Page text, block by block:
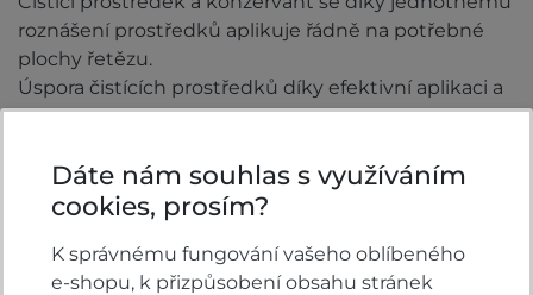
roznášení prostředků aplikuje řádně na potřebné
plochy řetězu.
Úspora čistících prostředků díky efektivní aplikaci a
odvedení špinavé kapaliny do retenční nádobky
Video
Dáte nám souhlas s využíváním
cookies, prosím?
K správnému fungování vašeho oblíbeného
e-shopu, k přizpůsobení obsahu stránek